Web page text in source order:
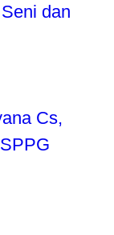
dan
Cs,